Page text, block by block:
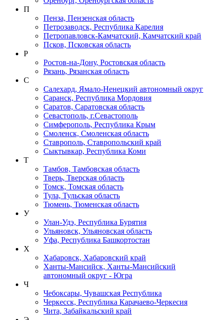
П
Пенза, Пензенская область
Петрозаводск, Республика Карелия
Петропавловск-Камчатский, Камчатский край
Псков, Псковская область
Р
Ростов-на-Дону, Ростовская область
Рязань, Рязанская область
С
Салехард, Ямало-Ненецкий автономный округ
Саранск, Республика Мордовия
Саратов, Саратовская область
Севастополь, г.Севастополь
Симферополь, Республика Крым
Смоленск, Смоленская область
Ставрополь, Ставропольский край
Сыктывкар, Республика Коми
Т
Тамбов, Тамбовская область
Тверь, Тверская область
Томск, Томская область
Тула, Тульская область
Тюмень, Тюменская область
У
Улан-Удэ, Республика Бурятия
Ульяновск, Ульяновская область
Уфа, Республика Башкортостан
Х
Хабаровск, Хабаровский край
Ханты-Мансийск, Ханты-Мансийский
автономный округ - Югра
Ч
Чебоксары, Чувашская Республика
Черкесск, Республика Карачаево-Черкесия
Чита, Забайкальский край